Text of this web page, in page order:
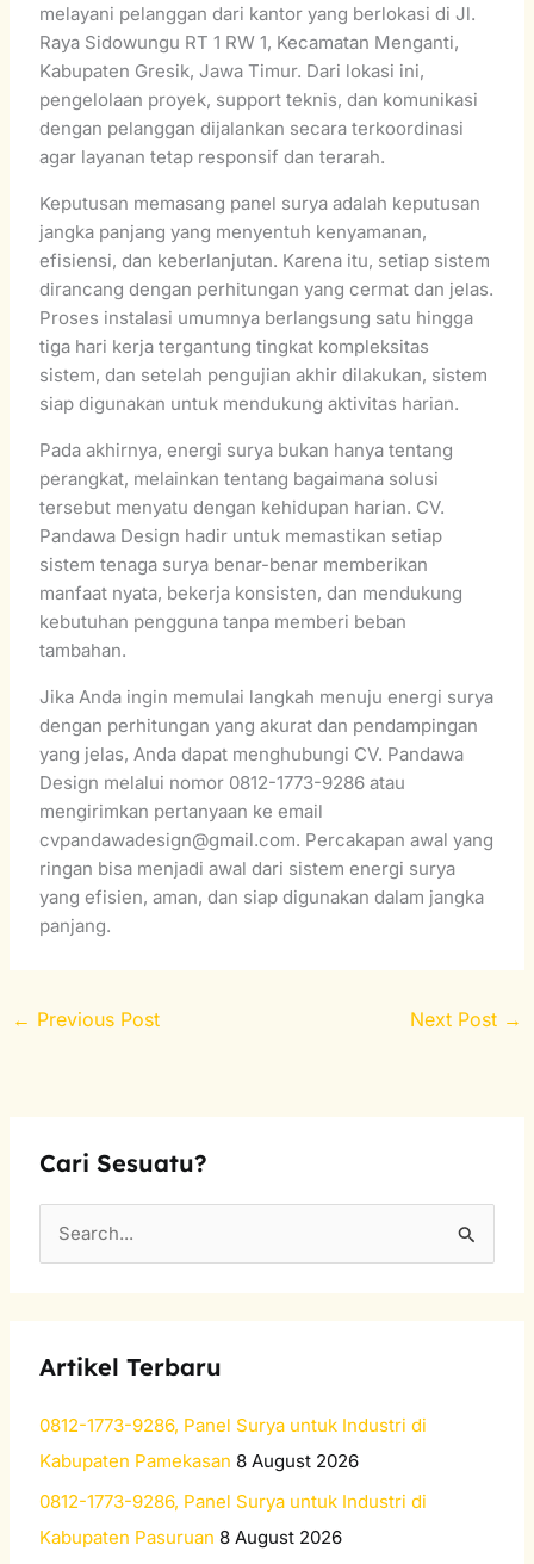
melayani pelanggan dari kantor yang berlokasi di Jl.
Raya Sidowungu RT 1 RW 1, Kecamatan Menganti,
Kabupaten Gresik, Jawa Timur. Dari lokasi ini,
pengelolaan proyek, support teknis, dan komunikasi
dengan pelanggan dijalankan secara terkoordinasi
agar layanan tetap responsif dan terarah.
Keputusan memasang panel surya adalah keputusan
jangka panjang yang menyentuh kenyamanan,
efisiensi, dan keberlanjutan. Karena itu, setiap sistem
dirancang dengan perhitungan yang cermat dan jelas.
Proses instalasi umumnya berlangsung satu hingga
tiga hari kerja tergantung tingkat kompleksitas
sistem, dan setelah pengujian akhir dilakukan, sistem
siap digunakan untuk mendukung aktivitas harian.
Pada akhirnya, energi surya bukan hanya tentang
perangkat, melainkan tentang bagaimana solusi
tersebut menyatu dengan kehidupan harian. CV.
Pandawa Design hadir untuk memastikan setiap
sistem tenaga surya benar-benar memberikan
manfaat nyata, bekerja konsisten, dan mendukung
kebutuhan pengguna tanpa memberi beban
tambahan.
Jika Anda ingin memulai langkah menuju energi surya
dengan perhitungan yang akurat dan pendampingan
yang jelas, Anda dapat menghubungi CV. Pandawa
Design melalui nomor 0812-1773-9286 atau
mengirimkan pertanyaan ke email
cvpandawadesign@gmail.com. Percakapan awal yang
ringan bisa menjadi awal dari sistem energi surya
yang efisien, aman, dan siap digunakan dalam jangka
panjang.
← Previous Post Next Post →
Cari Sesuatu?
c
h
f
Artikel Terbaru
0812-1773-9286, Panel Surya untuk Industri di
Kabupaten Pamekasan 8 August 2026
0812-1773-9286, Panel Surya untuk Industri di
Kabupaten Pasuruan 8 August 2026